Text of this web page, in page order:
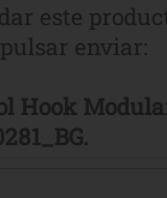
este
enviar:
Hook